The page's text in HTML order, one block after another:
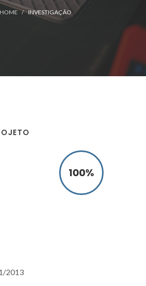
HOME INVESTIGAÇÃO
100%
2013